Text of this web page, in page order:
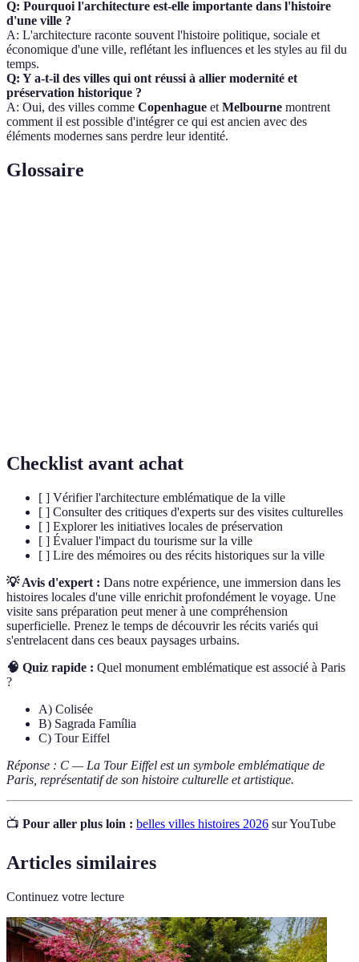
Q: Pourquoi l'architecture est-elle importante dans l'histoire
d'une ville ?
A: L'architecture raconte souvent l'histoire politique, sociale et
économique d'une ville, reflétant les influences et les styles au fil du
temps.
Q: Y a-t-il des villes qui ont réussi à allier modernité et
préservation historique ?
A: Oui, des villes comme Copenhague et Melbourne montrent
comment il est possible d'intégrer ce qui est ancien avec des
éléments modernes sans perdre leur identité.
Glossaire
Checklist avant achat
[ ] Vérifier l'architecture emblématique de la ville
[ ] Consulter des critiques d'experts sur des visites culturelles
[ ] Explorer les initiatives locales de préservation
[ ] Évaluer l'impact du tourisme sur la ville
[ ] Lire des mémoires ou des récits historiques sur la ville
💡 Avis d'expert : Dans notre expérience, une immersion dans les
histoires locales d'une ville enrichit profondément le voyage. Une
visite sans préparation peut mener à une compréhension
superficielle. Prenez le temps de découvrir les récits variés qui
s'entrelacent dans ces beaux paysages urbains.
🧠 Quiz rapide : Quel monument emblématique est associé à Paris
?
A) Colisée
B) Sagrada Família
C) Tour Eiffel
Réponse : C — La Tour Eiffel est un symbole emblématique de
Paris, représentatif de son histoire culturelle et artistique.
📺 Pour aller plus loin : belles villes histoires 2026 sur YouTube
Articles similaires
Continuez votre lecture